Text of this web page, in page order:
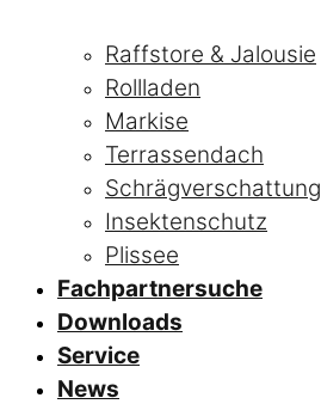
Raffstore & Jalousie
Rollladen
Markise
Terrassendach
Schrägverschattung
Insektenschutz
Plissee
Fachpartnersuche
Downloads
Service
News